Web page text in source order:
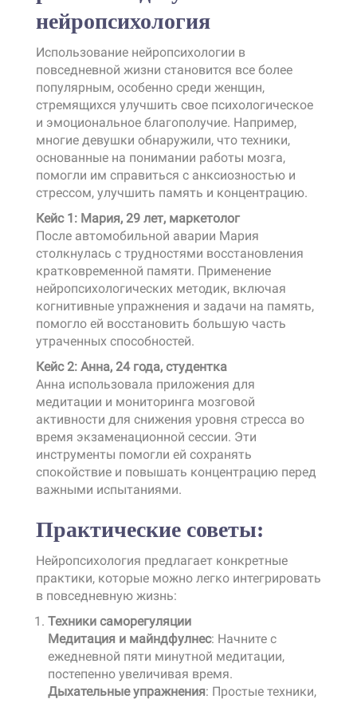
нейропсихология
Использование нейропсихологии в
повседневной жизни становится все более
популярным, особенно среди женщин,
стремящихся улучшить свое психологическое
и эмоциональное благополучие. Например,
многие девушки обнаружили, что техники,
основанные на понимании работы мозга,
помогли им справиться с анксиозностью и
стрессом, улучшить память и концентрацию.
Кейс 1: Мария, 29 лет, маркетолог
После автомобильной аварии Мария
столкнулась с трудностями восстановления
кратковременной памяти. Применение
нейропсихологических методик, включая
когнитивные упражнения и задачи на память,
помогло ей восстановить большую часть
утраченных способностей.
Кейс 2: Анна, 24 года, студентка
Анна использовала приложения для
медитации и мониторинга мозговой
активности для снижения уровня стресса во
время экзаменационной сессии. Эти
инструменты помогли ей сохранять
спокойствие и повышать концентрацию перед
важными испытаниями.
Практические советы:
Нейропсихология предлагает конкретные
практики, которые можно легко интегрировать
в повседневную жизнь:
Техники саморегуляции
Медитация и майндфулнес: Начните с
ежедневной пяти минутной медитации,
постепенно увеличивая время.
Дыхательные упражнения: Простые техники,